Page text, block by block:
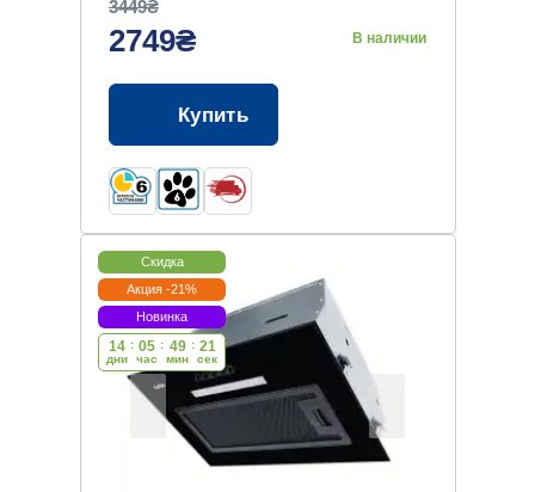
3449₴
2749₴ В наличии
Купить
Скидка
Акция -21%
Новинка
14
дни
: 05
час
: 49
мин
: 20
cек